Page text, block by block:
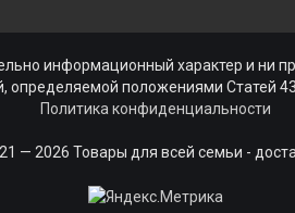
информационный характер и ни
определяемой положениями Статей
Политика конфиденциальности
— 2026 Товары для всей семьи -